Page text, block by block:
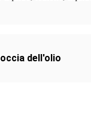
dell'olio